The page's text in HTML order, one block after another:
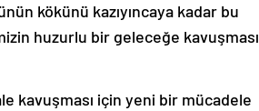
kökünü kazıyıncaya kadar bu
huzurlu bir geleceğe kavuşması
kavuşması için yeni bir mücadele